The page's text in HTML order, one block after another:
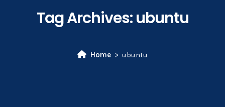
Tag Archives:ubuntu
Home ubuntu